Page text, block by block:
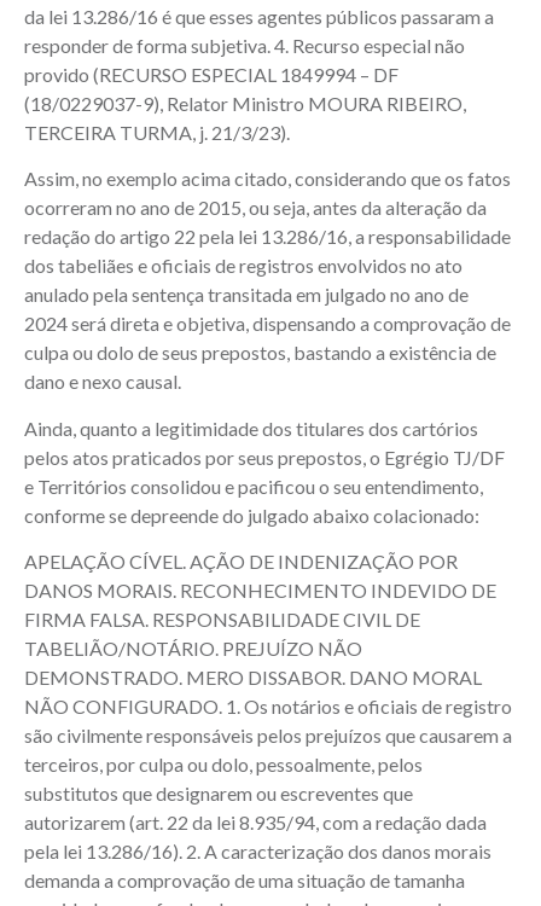
da lei 13.286/16 é que esses agentes públicos passaram a
responder de forma subjetiva. 4. Recurso especial não
provido (RECURSO ESPECIAL 1849994 – DF
(18/0229037-9), Relator Ministro MOURA RIBEIRO,
TERCEIRA TURMA, j. 21/3/23).
Assim, no exemplo acima citado, considerando que os fatos
ocorreram no ano de 2015, ou seja, antes da alteração da
redação do artigo 22 pela lei 13.286/16, a responsabilidade
dos tabeliães e oficiais de registros envolvidos no ato
anulado pela sentença transitada em julgado no ano de
2024 será direta e objetiva, dispensando a comprovação de
culpa ou dolo de seus prepostos, bastando a existência de
dano e nexo causal.
Ainda, quanto a legitimidade dos titulares dos cartórios
pelos atos praticados por seus prepostos, o Egrégio TJ/DF
e Territórios consolidou e pacificou o seu entendimento,
conforme se depreende do julgado abaixo colacionado:
APELAÇÃO CÍVEL. AÇÃO DE INDENIZAÇÃO POR
DANOS MORAIS. RECONHECIMENTO INDEVIDO DE
FIRMA FALSA. RESPONSABILIDADE CIVIL DE
TABELIÃO/NOTÁRIO. PREJUÍZO NÃO
DEMONSTRADO. MERO DISSABOR. DANO MORAL
NÃO CONFIGURADO. 1. Os notários e oficiais de registro
são civilmente responsáveis pelos prejuízos que causarem a
terceiros, por culpa ou dolo, pessoalmente, pelos
substitutos que designarem ou escreventes que
autorizarem (art. 22 da lei 8.935/94, com a redação dada
pela lei 13.286/16). 2. A caracterização dos danos morais
demanda a comprovação de uma situação de tamanha